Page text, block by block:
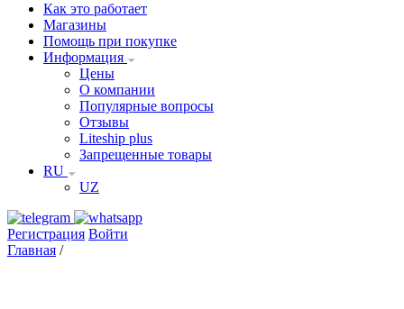
Как это работает
Магазины
Помощь при покупке
Информация
Цены
О компании
Популярные вопросы
Отзывы
Liteship plus
Запрещенные товары
RU
UZ
Регистрация Войти
Главная /